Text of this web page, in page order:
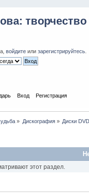
войдите или зарегистрируйтесь
Вход Регистрация
» Дискография» Диски DVD
этот раздел.